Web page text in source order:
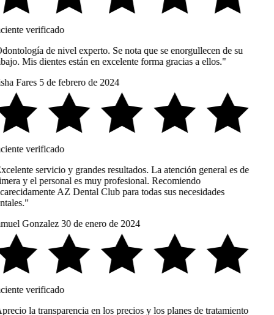
verificado
de nivel experto. Se nota que se enorgullecen de su
Mis dientes están en excelente forma gracias a ellos."
Fares 5 de febrero de 2024
verificado
servicio y grandes resultados. La atención general es de
y el personal es muy profesional. Recomiendo
AZ Dental Club para todas sus necesidades
Gonzalez 30 de enero de 2024
verificado
la transparencia en los precios y los planes de tratamiento